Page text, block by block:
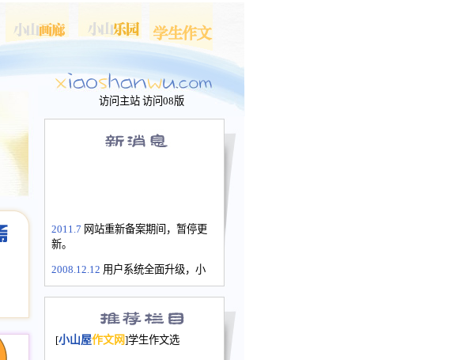
访问主站 访问08版
2011.7 网站重新备案期间，暂停更
新。
2008.12.12 用户系统全面升级，小
长会、家园网－个人空间，用户一
次注册全部通行。
2008.12.12家园网正式运行，域
[小山屋作文网]学生作文选